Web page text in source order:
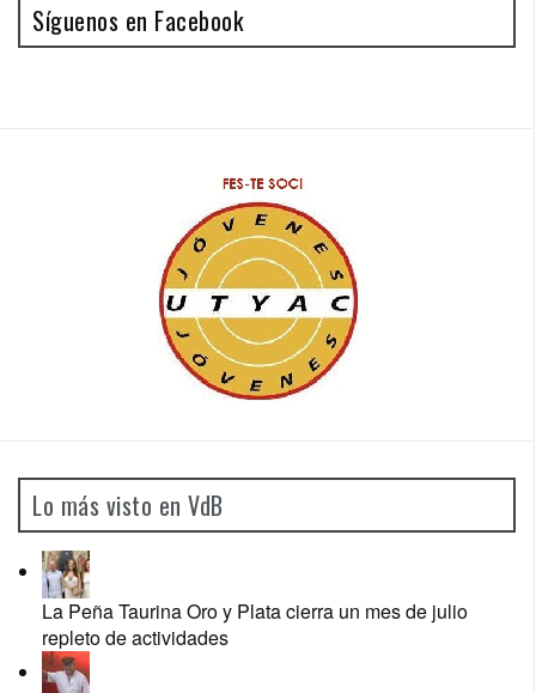
Síguenos en Facebook
Lo más visto en VdB
La Peña Taurina Oro y Plata cierra un mes de julio
repleto de actividades